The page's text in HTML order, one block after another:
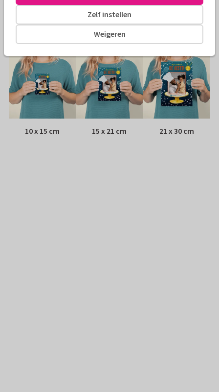
Achterop de kaart
10 x 15 cm 15 x 21 cm 21 x 30 cm
Weigeren
Zelf instellen